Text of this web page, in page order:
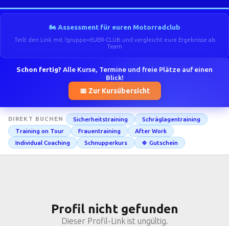
🏍️ Assessment für euren Motorradclub
Teilt den Link mit ?gruppe=EUER-CLUB und vergleicht eure Ergebnisse als
Team
Schon fertig? Alle Kurse, Termine und freie Plätze auf einen
Blick!
📅 Zur Kursübersicht
DIREKT BUCHEN Sicherheitstraining
Schräglagentraining
Training on Tour
Frauentraining
After Work
Individual Coaching
Schnupperkurs 🍀 Gutschein
Profil nicht gefunden
Dieser Profil-Link ist ungültig.